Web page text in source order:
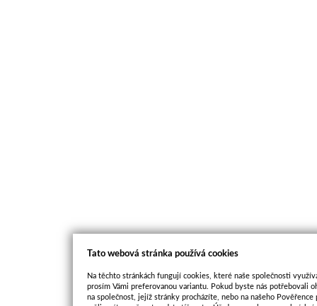
Tato webová stránka používá cookies
Na těchto stránkách fungují cookies, které naše společnosti
prosím Vámi preferovanou variantu. Pokud byste nás potřebovali
na společnost, jejíž stránky procházíte, nebo na našeho